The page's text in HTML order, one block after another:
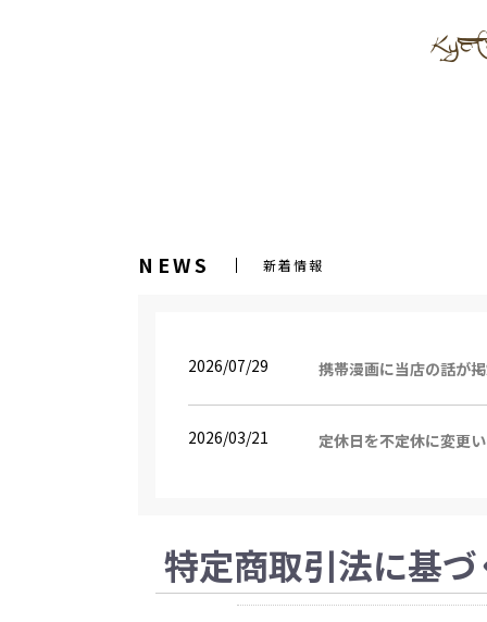
NEWS 新着情報
2026/07/29 携帯漫画に当店の話が
2026/03/21 定休日を不定休に変更
特定商取引法に基